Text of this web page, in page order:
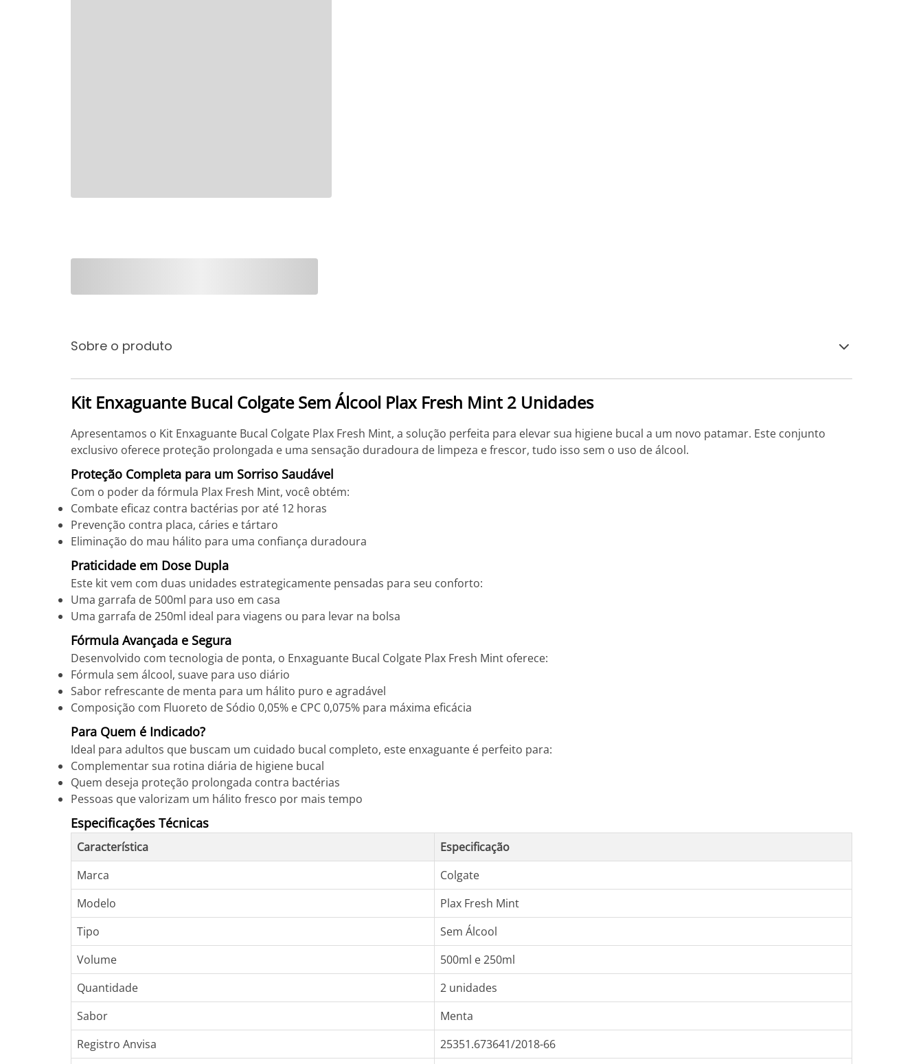
Sobre o produto
Kit Enxaguante Bucal Colgate Sem Álcool Plax Fresh Mint 2 Unidades
Apresentamos o Kit Enxaguante Bucal Colgate Plax Fresh Mint, a solução perfeita para elevar sua higiene bucal a um novo patamar. Este conjunto
exclusivo oferece proteção prolongada e uma sensação duradoura de limpeza e frescor, tudo isso sem o uso de álcool.
Proteção Completa para um Sorriso Saudável
Com o poder da fórmula Plax Fresh Mint, você obtém:
Combate eficaz contra bactérias por até 12 horas
Prevenção contra placa, cáries e tártaro
Eliminação do mau hálito para uma confiança duradoura
Praticidade em Dose Dupla
Este kit vem com duas unidades estrategicamente pensadas para seu conforto:
Uma garrafa de 500ml para uso em casa
Uma garrafa de 250ml ideal para viagens ou para levar na bolsa
Fórmula Avançada e Segura
Desenvolvido com tecnologia de ponta, o Enxaguante Bucal Colgate Plax Fresh Mint oferece:
Fórmula sem álcool, suave para uso diário
Sabor refrescante de menta para um hálito puro e agradável
Composição com Fluoreto de Sódio 0,05% e CPC 0,075% para máxima eficácia
Para Quem é Indicado?
Ideal para adultos que buscam um cuidado bucal completo, este enxaguante é perfeito para:
Complementar sua rotina diária de higiene bucal
Quem deseja proteção prolongada contra bactérias
Pessoas que valorizam um hálito fresco por mais tempo
Especificações Técnicas
Característica
Especificação
Marca
Colgate
Modelo
Plax Fresh Mint
Tipo
Sem Álcool
Volume
500ml e 250ml
Quantidade
2 unidades
Sabor
Menta
Registro Anvisa
25351.673641/2018-66